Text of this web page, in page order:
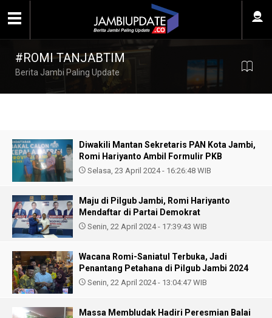
#ROMI TANJABTIM
Berita Jambi Paling Update
Diwakili Mantan Sekretaris PAN Kota Jambi,
Romi Hariyanto Ambil Formulir PKB
Selasa, 23 April 2024 - 16:26:48 WIB
Maju di Pilgub Jambi, Romi Hariyanto
Mendaftar di Partai Demokrat
Senin, 22 April 2024 - 17:39:43 WIB
Wacana Romi-Saniatul Terbuka, Jadi
Penantang Petahana di Pilgub Jambi 2024
Senin, 22 April 2024 - 13:04:47 WIB
Massa Membludak Hadiri Peresmian Balai